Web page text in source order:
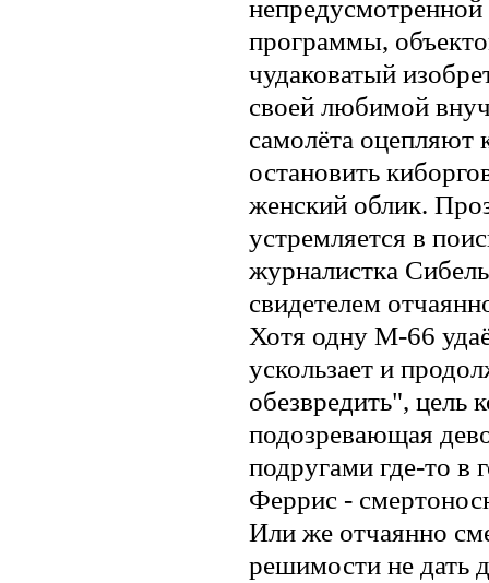
непредусмотренной
программы,
чудаковатый
своей любимой
самолёта оцепляют
остановить
женский облик.
устремляется в
журналистка
свидетелем
Хотя одну М-66
ускользает и
обезвредить", цель
подозревающая
подругами где-то в
Феррис -
Или же отчаянно
решимости не дать